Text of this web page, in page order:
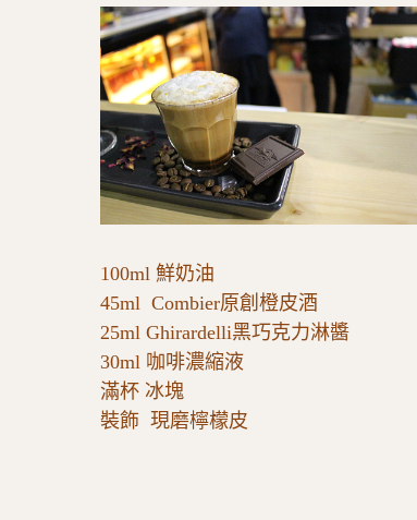
100ml 鮮奶油
45ml Combier原創橙皮酒
25ml Ghirardelli黑巧克力淋醬
30ml 咖啡濃縮液
滿杯 冰塊
裝飾 現磨檸檬皮